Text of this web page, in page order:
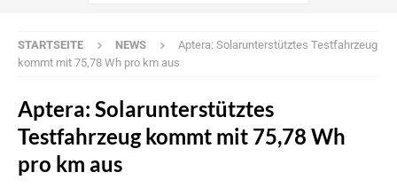
STARTSEITE NEWS
Aptera: Solarunterstütztes Testfahrzeug
kommt mit 75,78 Wh pro km aus
Aptera: Solarunterstütztes
Testfahrzeug kommt mit 75,78 Wh
pro km aus